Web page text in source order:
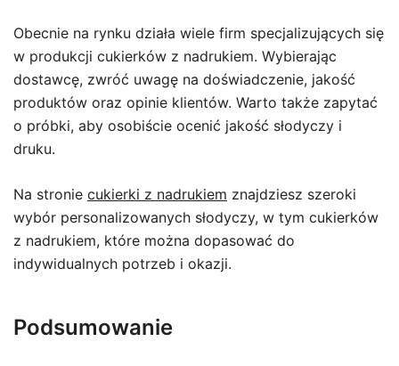
Obecnie na rynku działa wiele firm specjalizujących się
w produkcji cukierków z nadrukiem. Wybierając
dostawcę, zwróć uwagę na doświadczenie, jakość
produktów oraz opinie klientów. Warto także zapytać
o próbki, aby osobiście ocenić jakość słodyczy i
druku.
Na stronie cukierki z nadrukiem znajdziesz szeroki
wybór personalizowanych słodyczy, w tym cukierków
z nadrukiem, które można dopasować do
indywidualnych potrzeb i okazji.
Podsumowanie